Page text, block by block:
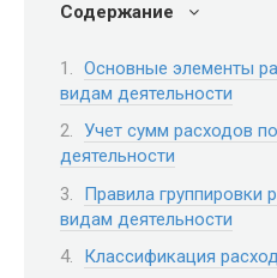
Содержание
Основные элементы
видам деятельности
Учет сумм расходов
деятельности
Правила
видам деятельности
Классификация